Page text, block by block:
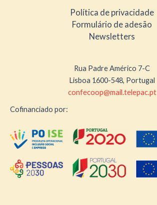
Política de privacidade
Formulário de adesão
Newsletters
Rua Padre Américo 7-C
Lisboa 1600-548, Portugal
confecoop@mail.telepac.pt
Cofinanciado por: